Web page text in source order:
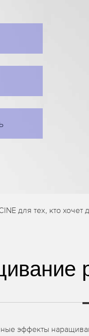
для тех, кто
эффекты